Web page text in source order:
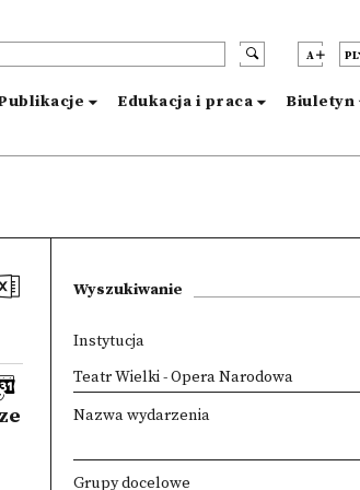
A PL
Edukacja i praca Biuletyn
Wyszukiwanie
Instytucja
Teatr Wielki - Opera Narodowa
Nazwa wydarzenia
Grupy docelowe